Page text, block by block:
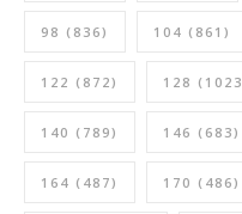
98 (836) 104 (861)
122 (872) 128
140 (789) 146 (683)
164 (487) 170 (486)